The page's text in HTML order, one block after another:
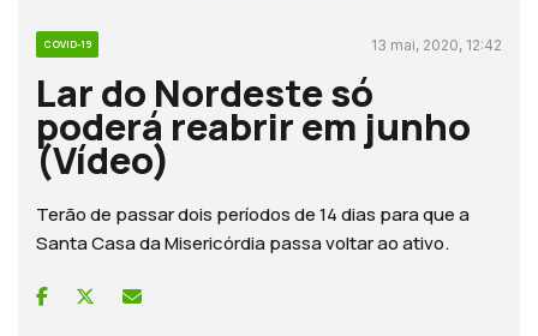
COVID-19 13 mai, 2020, 12:42
Lar do Nordeste só
poderá reabrir em junho
(Vídeo)
Terão de passar dois períodos de 14 dias para que a
Santa Casa da Misericórdia passa voltar ao ativo.